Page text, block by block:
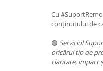
Cu
conținutului de
🟢 Serviciul
oricărui tip de
claritate, impact